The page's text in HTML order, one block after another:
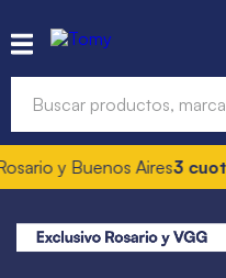
y Buenos Aires3 cuotas
Términos más
1.
hot wheels